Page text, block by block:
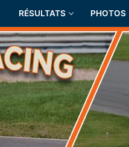
RÉSULTATS PHOTOS
Rechercher :